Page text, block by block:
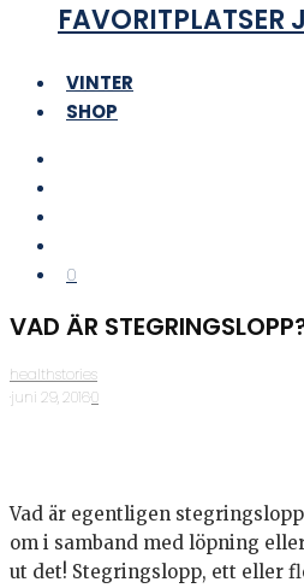
FAVORITPLATSER
VINTER
SHOP
0
VAD ÄR
healthstories
·juni 29, 2016·0
Vad är egentligen
om i samband med löpning
ut det! Stegringslopp, ett eller